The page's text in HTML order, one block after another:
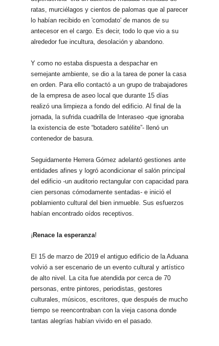
ratas, murciélagos y cientos de palomas que al parecer
lo habían recibido en 'comodato' de manos de su
antecesor en el cargo. Es decir, todo lo que vio a su
alrededor fue incultura, desolación y abandono.
Y como no estaba dispuesta a despachar en
semejante ambiente, se dio a la tarea de poner la casa
en orden. Para ello contactó a un grupo de trabajadores
de la empresa de aseo local que durante 15 días
realizó una limpieza a fondo del edificio. Al final de la
jornada, la sufrida cuadrilla de Interaseo -que ignoraba
la existencia de este “botadero satélite”- llenó un
contenedor de basura.
Seguidamente Herrera Gómez adelantó gestiones ante
entidades afines y logró acondicionar el salón principal
del edificio -un auditorio rectangular con capacidad para
cien personas cómodamente sentadas- e inició el
poblamiento cultural del bien inmueble. Sus esfuerzos
habían encontrado oídos receptivos.
¡ Renace la esperanza!
El 15 de marzo de 2019 el antiguo edificio de la Aduana
volvió a ser escenario de un evento cultural y artístico
de alto nivel. La cita fue atendida por cerca de 70
personas, entre pintores, periodistas, gestores
culturales, músicos, escritores, que después de mucho
tiempo se reencontraban con la vieja casona donde
tantas alegrías habían vivido en el pasado.